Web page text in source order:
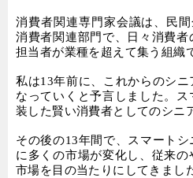
消費者関連専門家会議は、民
消費者関連部門で、日々消費者
担当者が業種を超えて集う組織
私は13年前に、これからのシ
なっていくと予言しました。
装した賢い消費者としてのシニ
その後の13年間で、スマート
に多くの市場が変化し、従来
市場を目の当たりにしてきまし